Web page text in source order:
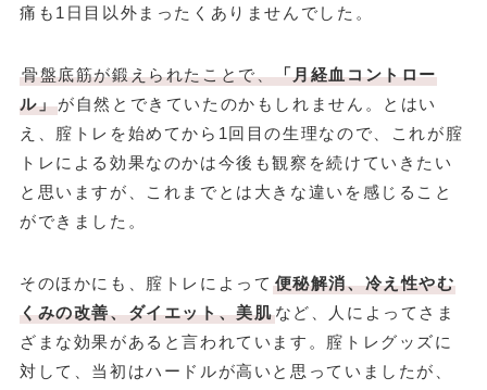
痛も1日目以外まったくありませんでした。
骨盤底筋が鍛えられたことで、「月経血コントロー
ル」が自然とできていたのかもしれません。とはい
え、腟トレを始めてから1回目の生理なので、これが腟
トレによる効果なのかは今後も観察を続けていきたい
と思いますが、これまでとは大きな違いを感じること
ができました。
そのほかにも、腟トレによって 便秘解消、冷え性やむ
くみの改善、ダイエット、美肌など、人によってさま
ざまな効果があると言われています。腟トレグッズに
対して、当初はハードルが高いと思っていましたが、